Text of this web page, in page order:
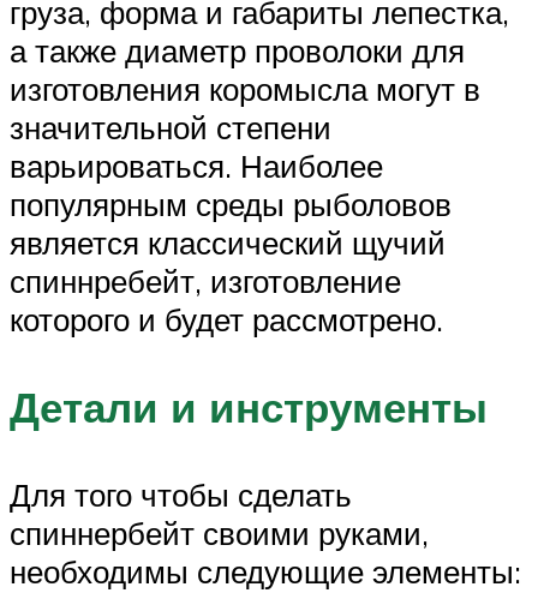
груза, форма и габариты лепестка,
а также диаметр проволоки для
изготовления коромысла могут в
значительной степени
варьироваться. Наиболее
популярным среды рыболовов
является классический щучий
спиннребейт, изготовление
которого и будет рассмотрено.
Детали и инструменты
Для того чтобы сделать
спиннербейт своими руками,
необходимы следующие элементы: